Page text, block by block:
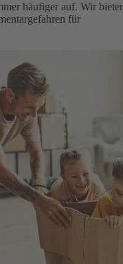
häufiger auf. Wir
für